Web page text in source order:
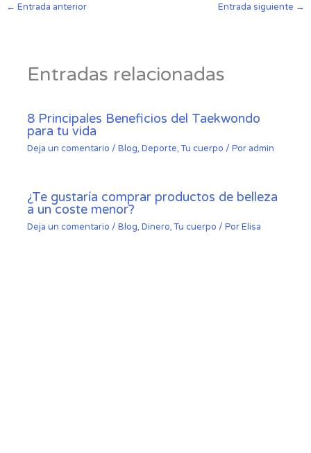
← Entrada anterior Entrada siguiente →
Entradas relacionadas
8 Principales Beneficios del Taekwondo
para tu vida
Deja un comentario / Blog, Deporte,Tu cuerpo / Por admin
¿Te gustaría comprar productos de belleza
a un coste menor?
Deja un comentario / Blog, Dinero,Tu cuerpo / PorElisa